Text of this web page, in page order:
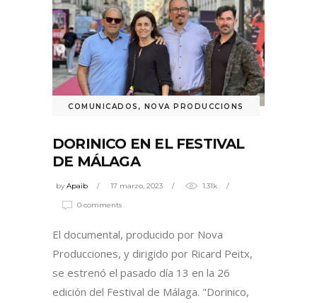
COMUNICADOS , NOVA PRODUCCIONS
DORINICO EN EL FESTIVAL
DE MÁLAGA
byApaib 17 marzo, 2023 1.31k
0 comments
El documental, producido por Nova
Producciones, y dirigido por Ricard Peitx,
se estrenó el pasado día 13 en la 26
edición del Festival de Málaga. "Dorinico,